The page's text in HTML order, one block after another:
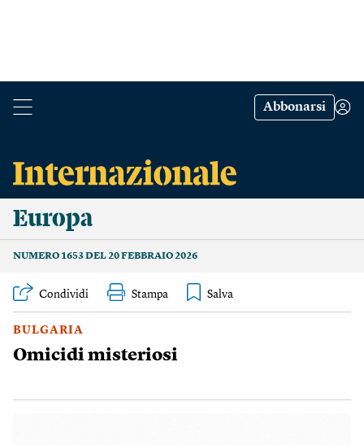
Abbonarsi
Europa
NUMERO 1653 DEL 20 FEBBRAIO 2026
Condividi Stampa
BULGARIA
Omicidi misteriosi